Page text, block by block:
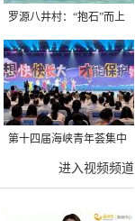
罗源八井村：“抱石”而上
第十四届海峡青年荟集中
阶段活动在福州举行
进入视频频道